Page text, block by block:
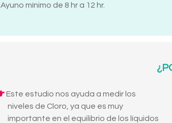
Ayuno mínimo de 8 hr a 12 hr.
Este estudio nos ayuda a medir los
niveles de Cloro, ya que es muy
importante en el equilibrio de los líquidos